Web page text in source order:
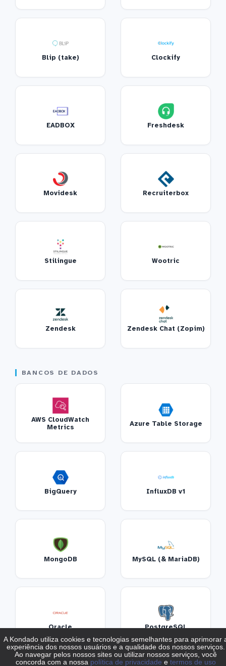
Blip (take) Clockify
EADBOX Freshdesk
Movidesk Recruiterbox
Stilingue Wootric
Zendesk Zendesk Chat (Zopim)
BANCOS DE DADOS
AWS CloudWatch
Metrics
Azure Table Storage
BigQuery InfluxDB v1
MongoDB MySQL (& MariaDB)
Oracle PostgreSQL